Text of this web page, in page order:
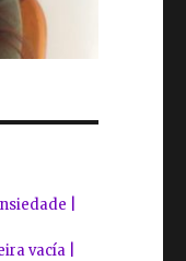
|
vacía |